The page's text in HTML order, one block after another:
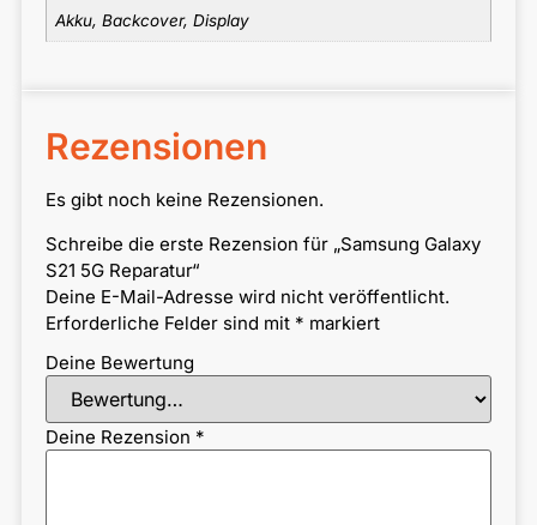
Akku, Backcover, Display
Rezensionen
Es gibt noch keine Rezensionen.
Schreibe die erste Rezension für „Samsung Galaxy
S21 5G Reparatur“
Deine E-Mail-Adresse wird nicht veröffentlicht.
Erforderliche Felder sind mit * markiert
Deine Bewertung
Deine Rezension *